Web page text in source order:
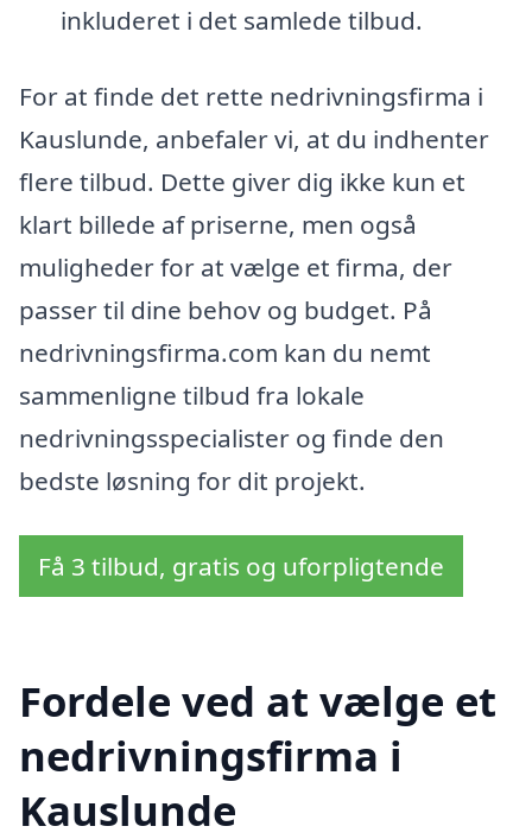
inkluderet i det samlede tilbud.
For at finde det rette nedrivningsfirma i
Kauslunde, anbefaler vi, at du indhenter
flere tilbud. Dette giver dig ikke kun et
klart billede af priserne, men også
muligheder for at vælge et firma, der
passer til dine behov og budget. På
nedrivningsfirma.com kan du nemt
sammenligne tilbud fra lokale
nedrivningsspecialister og finde den
bedste løsning for dit projekt.
Få 3 tilbud, gratis og uforpligtende
Fordele ved at vælge et
nedrivningsfirma i
Kauslunde